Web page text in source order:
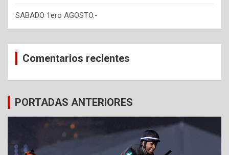
SABADO 1ero AGOSTO.-
Comentarios recientes
PORTADAS ANTERIORES